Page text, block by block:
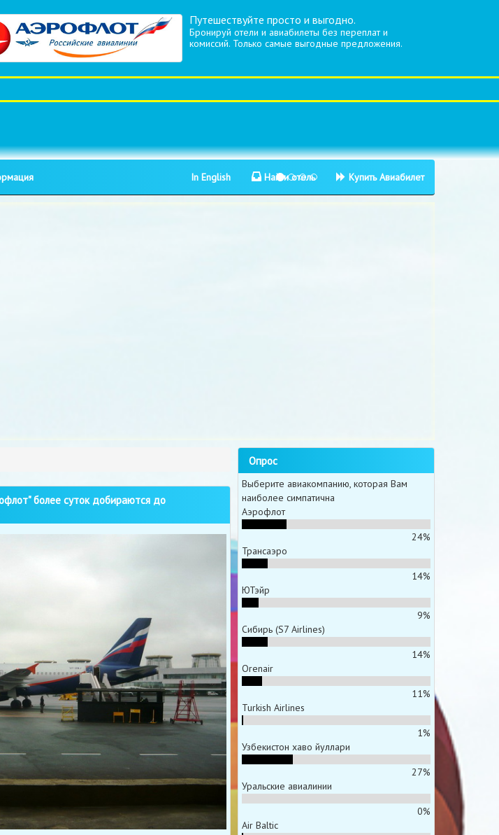
Путешествуйте просто и выгодно.
Бронируй отели и авиабилеты без переплат и
комиссий. Только самые выгодные предложения.
In English Найти отель Купить Авиабилет
более суток добираются до
Опрос
Выберите авиакомпанию, которая Вам
наиболее симпатична
Аэрофлот
24%
Трансаэро
14%
ЮТэйр
9%
Сибирь (S7 Airlines)
14%
Orenair
11%
Turkish Airlines
1%
Узбекистон хаво йуллари
27%
Уральские авиалинии
0%
Air Baltic